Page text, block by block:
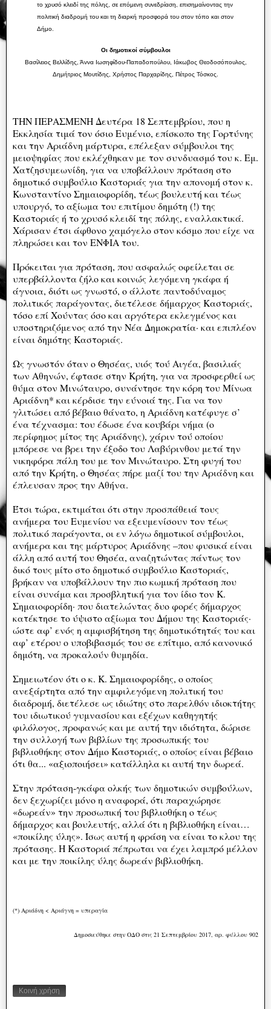
το χρυσό κλειδί της πόλης, σε επόμενη συνεδρίαση, επισημαίνοντας την
πολιτική διαδρομή του και τη διαρκή προσφορά του στον τόπο και στον
Δήμο.
Οι δημοτικοί σύμβουλοι
Βασίλειος Βελλίδης, Άννα Ιωσηφίδου-Παπαδοπούλου, Ιάκωβος Θεοδοσόπουλος,
Δημήτριος Μουτίδης, Χρήστος Παρχαρίδης, Πέτρος Τόσκος.
ΤΗΝ ΠΕΡΑΣΜΕΝΗ Δευτέρα 18 Σεπτεμβρίου, που η
Εκκλησία τιμά τον όσιο Ευμένιο, επίσκοπο της Γορτύνης
και την Αριάδνη μάρτυρα, επέλεξαν σύμβουλοι της
μειοψηφίας που εκλέχθηκαν με τον συνδυασμό του κ. Εμ.
Χατζησυμεωνίδη, για να υποβάλλουν πρόταση στο
δημοτικό συμβούλιο Καστοριάς για την απονομή στον κ.
Κωνσταντίνο Σημαιοφορίδη, τέως βουλευτή και τέως
υπουργό, το αξίωμα του επιτίμου δημότη (!) της
Καστοριάς ή το χρυσό κλειδί της πόλης, εναλλακτικά.
Χάρισαν έτσι άφθονο χαμόγελο στον κόσμο που είχε να
πληρώσει και τον ΕΝΦΙΑ του.
Πρόκειται για πρόταση, που ασφαλώς οφείλεται σε
υπερβάλλοντα ζήλο και κοινώς λεγόμενη γκάφα ή
άγνοια, διότι ως γνωστό, ο άλλοτε παντοδύναμος
πολιτικός παράγοντας, διετέλεσε δήμαρχος Καστοριάς,
τόσο επί Χούντας όσο και αργότερα εκλεγμένος και
υποστηριζόμενος από την Νέα Δημοκρατία· και επιπλέον
είναι δημότης Καστοριάς.
Ως γνωστόν όταν ο Θησέας, υιός τού Αιγέα, βασιλιάς
των Αθηνών, έφτασε στην Κρήτη, για να προσφερθεί ως
θύμα στον Μινώταυρο, συνάντησε την κόρη του Μίνωα
Αριάδνη* και κέρδισε την εύνοιά της. Για να τον
γλιτώσει από βέβαιο θάνατο, η Αριάδνη κατέφυγε σ’
ένα τέχνασμα: του έδωσε ένα κουβάρι νήμα (ο
περίφημος μίτος της Αριάδνης), χάριν τού οποίου
μπόρεσε να βρει την έξοδο του Λαβύρινθου μετά την
νικηφόρα πάλη του με τον Μινώταυρο. Στη φυγή του
από την Κρήτη, ο Θησέας πήρε μαζί του την Αριάδνη και
έπλευσαν προς την Αθήνα.
Έτσι τώρα, εκτιμάται ότι στην προσπάθειά τους
ανήμερα του Ευμενίου να εξευμενίσουν τον τέως
πολιτικό παράγοντα, οι εν λόγω δημοτικοί σύμβουλοι,
ανήμερα και της μάρτυρος Αριάδνης –που φυσικά είναι
άλλη από αυτή του Θησέα, αναζητώντας πάντως τον
δικό τους μίτο στο δημοτικό συμβούλιο Καστοριάς,
βρήκαν να υποβάλλουν την πιο κωμική πρόταση που
είναι συνάμα και προσβλητική για τον ίδιο τον Κ.
Σημαιοφορίδη· που διατελώντας δυο φορές δήμαρχος
κατέκτησε το ύψιστο αξίωμα του Δήμου της Καστοριάς·
ώστε αφ’ ενός η αμφισβήτηση της δημοτικότητάς του και
αφ’ ετέρου ο υποβιβασμός του σε επίτιμο, από κανονικό
δημότη, να προκαλούν θυμηδία.
Σημειωτέον ότι ο κ. Κ. Σημαιοφορίδης, ο οποίος
ανεξάρτητα από την αμφιλεγόμενη πολιτική του
διαδρομή, διετέλεσε ως ιδιώτης στο παρελθόν ιδιοκτήτης
του ιδιωτικού γυμνασίου και εξέχων καθηγητής
φιλόλογος, προφανώς και με αυτή την ιδιότητα, δώρισε
την συλλογή των βιβλίων της προσωπικής του
βιβλιοθήκης στον Δήμο Καστοριάς, ο οποίος είναι βέβαιο
ότι θα... «αξιοποιήσει» κατάλληλα κι αυτή την δωρεά.
Στην πρόταση-γκάφα ολκής των δημοτικών συμβούλων,
δεν ξεχωρίζει μόνο η αναφορά, ότι παραχώρησε
«δωρεάν» την προσωπική του βιβλιοθήκη ο τέως
δήμαρχος και βουλευτής, αλλά ότι η βιβλιοθήκη είναι…
«ποικίλης ύλης». Ίσως αυτή η φράση να είναι το κλου της
πρότασης. Η Καστοριά πέπρωται να έχει λαμπρό μέλλον
και με την ποικίλης ύλης δωρεάν βιβλιοθήκη.
(*) Αριάδνη < Αριάγνη = υπεραγία
Δημοσιεύθηκε στην ΟΔΟ στις 21 Σεπτεμβρίου 2017, αρ. φύλλου 902
Κοινή χρήση